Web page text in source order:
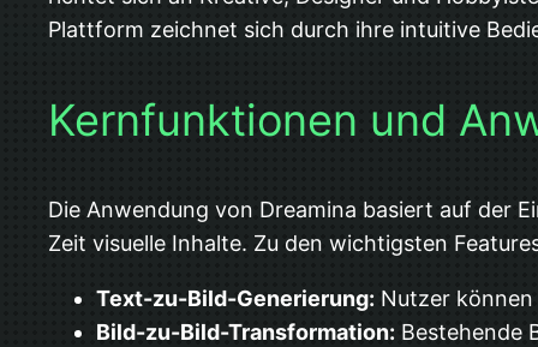
Plattform zeichnet sich durch ihre intuitive
Kernfunktionen und
Die Anwendung von Dreamina basiert auf der
Zeit visuelle Inhalte. Zu den wichtigsten
Text-zu-Bild-Generierung: Nutzer
Bild-zu-Bild-Transformation: Bestehende